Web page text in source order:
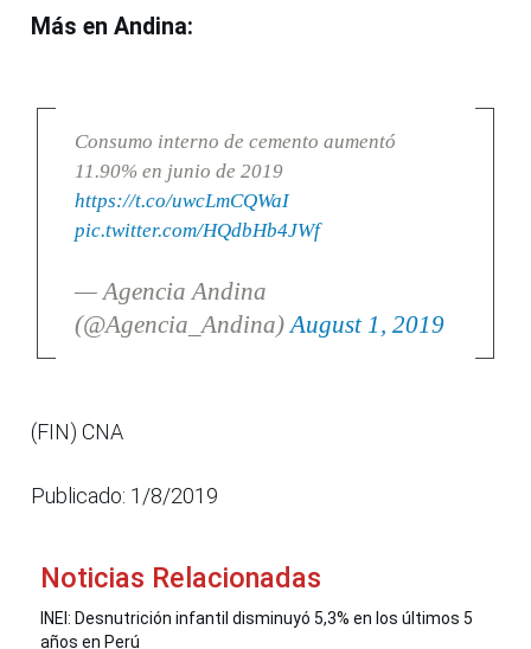
Más en Andina:
Consumo interno de cemento aumentó
11.90% en junio de 2019
https://t.co/uwcLmCQWaI
pic.twitter.com/HQdbHb4JWf
— Agencia Andina
(@Agencia_Andina) August 1, 2019
(FIN) CNA
Publicado: 1/8/2019
Noticias Relacionadas
INEI: Desnutrición infantil disminuyó 5,3% en los últimos 5
años en Perú